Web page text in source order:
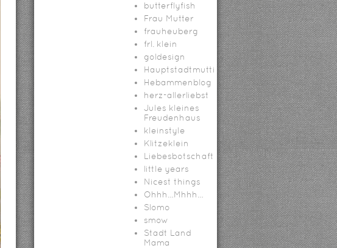
butterflyfish
Frau Mutter
frauheuberg
frl. klein
goldesign
Hauptstadtmutti
Hebammenblog
herz-allerliebst
Jules kleines
Freudenhaus
kleinstyle
Klitzeklein
Liebesbotschaft
little years
Nicest things
Ohhh…Mhhh…
Slomo
smow
Stadt Land
Mama